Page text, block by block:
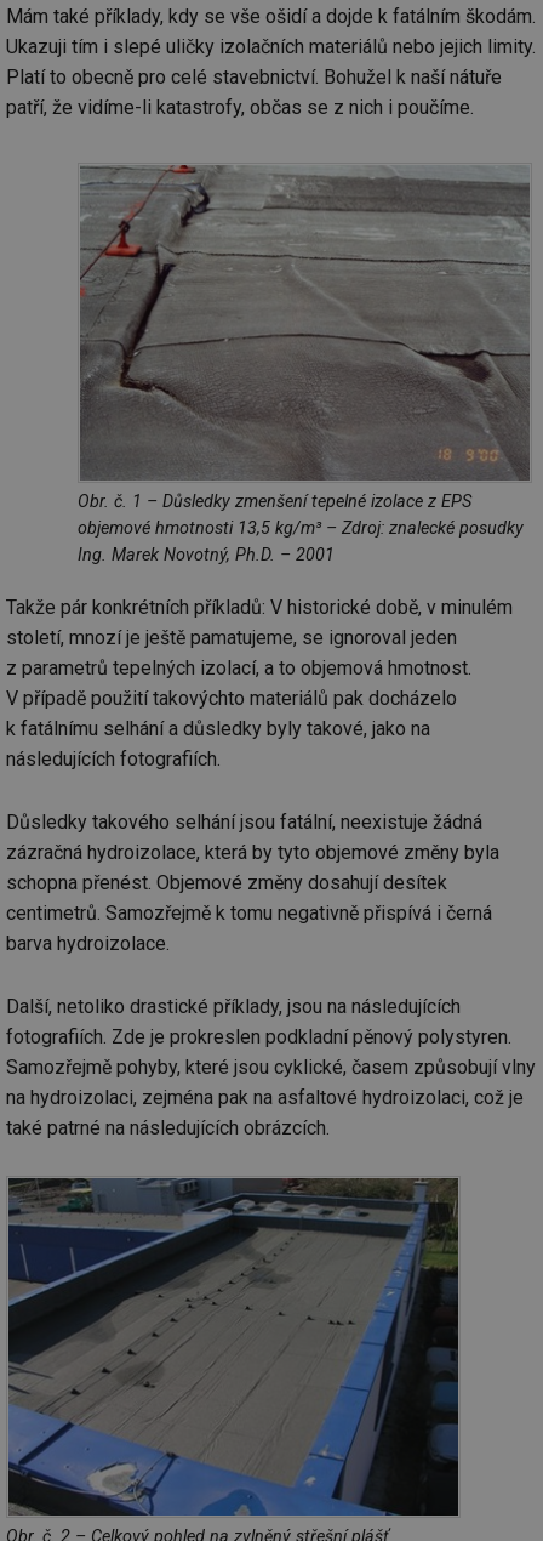
Mám také příklady, kdy se vše ošidí a dojde k fatálním škodám.
Ukazuji tím i slepé uličky izolačních materiálů nebo jejich limity.
Platí to obecně pro celé stavebnictví. Bohužel k naší nátuře
patří, že vidíme-li katastrofy, občas se z nich i poučíme.
Obr. č. 1 – Důsledky zmenšení tepelné izolace z EPS
objemové hmotnosti 13,5 kg/m³ – Zdroj: znalecké posudky
Ing. Marek Novotný, Ph.D. – 2001
Takže pár konkrétních příkladů: V historické době, v minulém
století, mnozí je ještě pamatujeme, se ignoroval jeden
z parametrů tepelných izolací, a to objemová hmotnost.
V případě použití takovýchto materiálů pak docházelo
k fatálnímu selhání a důsledky byly takové, jako na
následujících fotografiích.
Důsledky takového selhání jsou fatální, neexistuje žádná
zázračná hydroizolace, která by tyto objemové změny byla
schopna přenést. Objemové změny dosahují desítek
centimetrů. Samozřejmě k tomu negativně přispívá i černá
barva hydroizolace.
Další, netoliko drastické příklady, jsou na následujících
fotografiích. Zde je prokreslen podkladní pěnový polystyren.
Samozřejmě pohyby, které jsou cyklické, časem způsobují vlny
na hydroizolaci, zejména pak na asfaltové hydroizolaci, což je
také patrné na následujících obrázcích.